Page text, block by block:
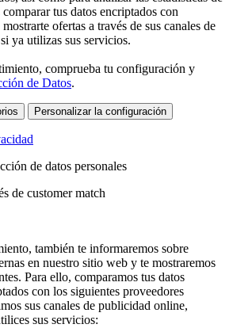
tus datos encriptados con
ofertas a través de sus canales de
ya utilizas sus servicios.
comprueba tu configuración y
de Datos.
Personalizar la configuración
de datos personales
de customer match
también te informaremos sobre
en nuestro sitio web y te mostraremos
Para ello, comparamos tus datos
con los siguientes proveedores
sus canales de publicidad online,
sus servicios: